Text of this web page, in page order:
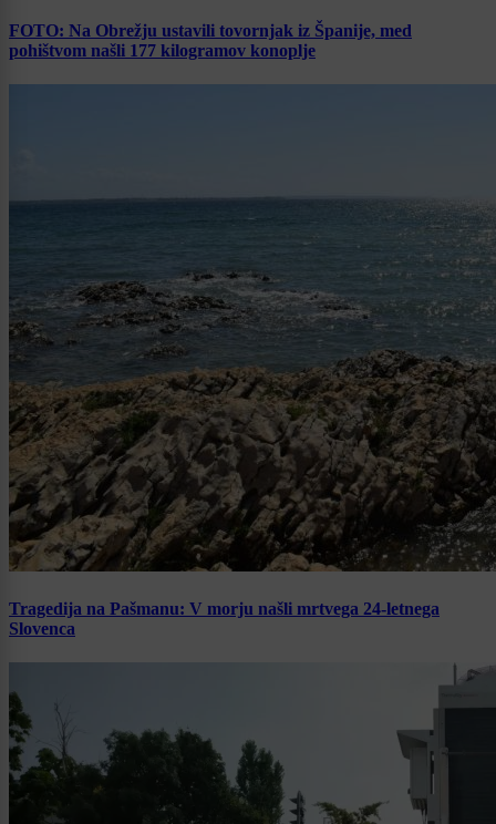
FOTO: Na Obrežju ustavili tovornjak iz Španije, med
pohištvom našli 177 kilogramov konoplje
Tragedija na Pašmanu: V morju našli mrtvega 24-letnega
Slovenca